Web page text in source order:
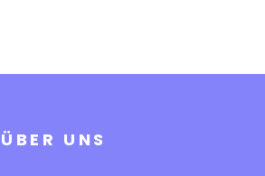
ÜBER UNS